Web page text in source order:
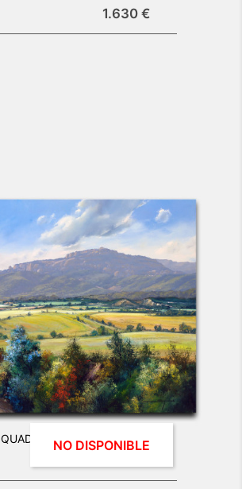
1.630 €
QUADRE PAISATGE - La Mola
NO DISPONIBLE